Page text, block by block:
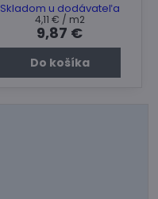
Skladom u dodávateľa
9,87 €
4,11 € / m2
Do košíka